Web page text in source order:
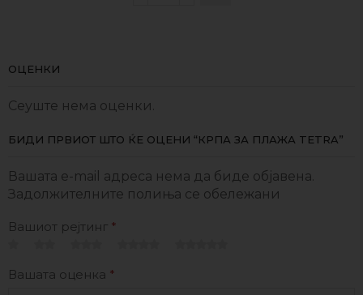
ОЦЕНКИ
Сеуште нема оценки.
БИДИ ПРВИОТ ШТО ЌЕ ОЦЕНИ “КРПА ЗА ПЛАЖА TETRA”
Вашата e-mail адреса нема да биде објавена.
Задолжителните полиња се обележани
Вашиот рејтинг *
Вашата оценка *